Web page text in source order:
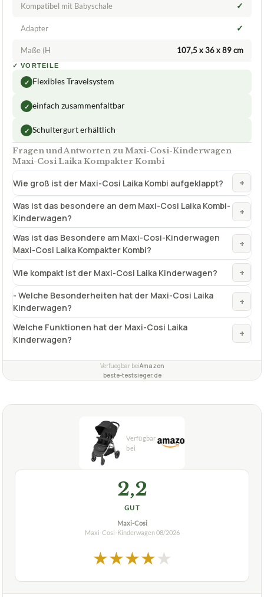
Kompatibel mit Babyschale ✓
Adapter ✓
Maße (H 107,5 x 36 x 89 cm
✓ VORTEILE
✓ Flexibles Travelsystem
✓ einfach zusammenfaltbar
✓ Schultergurt erhältlich
Fragen und Antworten zu Maxi-Cosi-Kinderwagen
Maxi-Cosi Laika Kompakter Kombi
Wie groß ist der Maxi-Cosi Laika Kombi aufgeklappt? +
Was ist das besondere an dem Maxi-Cosi Laika Kombi-
Kinderwagen?
+
Was ist das Besondere am Maxi-Cosi-Kinderwagen
Maxi-Cosi Laika Kompakter Kombi?
+
Wie kompakt ist der Maxi-Cosi Laika Kinderwagen? +
- Welche Besonderheiten hat der Maxi-Cosi Laika
Kinderwagen?
+
Welche Funktionen hat der Maxi-Cosi Laika
Kinderwagen?
+
Verfuegbar beiAmazon
beste-testsieger.de
2,2
GUT
Maxi-Cosi
Maxi-Cosi-Kinderwagen08/2026
★★★★★